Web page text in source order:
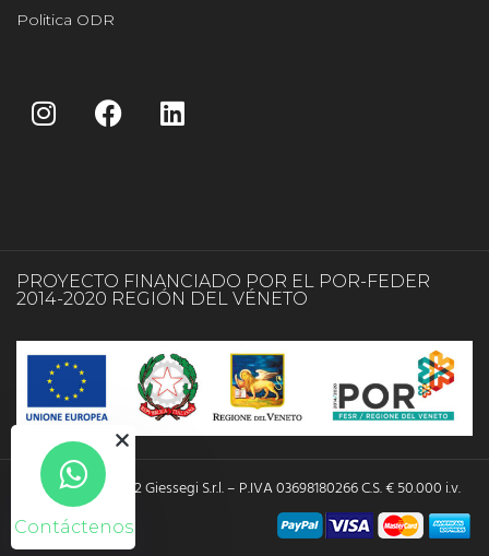
Contáctenos
Politica ODR
PROYECTO FINANCIADO POR EL POR-FEDER
2014-2020 REGIÓN DEL VÉNETO
Copyright © 2022 Giessegi S.r.l. – P.IVA 03698180266 C.S. € 50.000 i.v.